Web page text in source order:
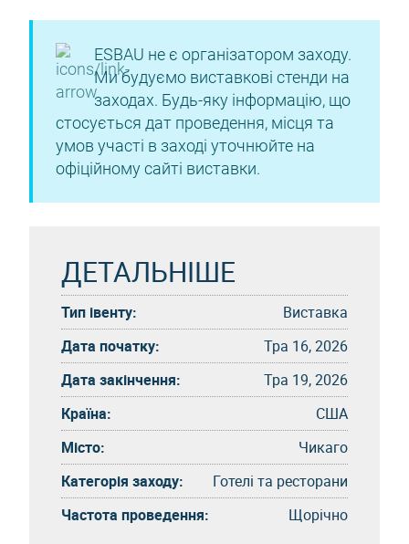
ESBAU не є організатором заходу.
Ми будуємо виставкові стенди на
заходах. Будь-яку інформацію, що
стосується дат проведення, місця та
умов участі в заході уточнюйте на
офіційному сайті виставки.
ДЕТАЛЬНІШЕ
Тип івенту:
Виставка
Дата початку:
Тра 16, 2026
Дата закінчення:
Тра 19, 2026
Країна:
США
Місто:
Чикаго
Категорія заходу:
Готелі та ресторани
Частота проведення:
Щорічно